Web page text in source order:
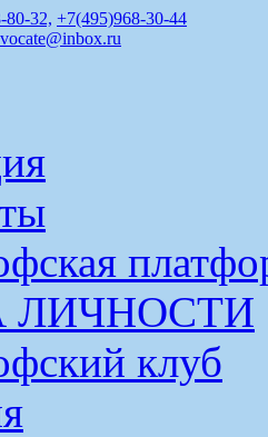
80-32, +7(495)968-30-44
ЛИЧНОСТИ
клуб